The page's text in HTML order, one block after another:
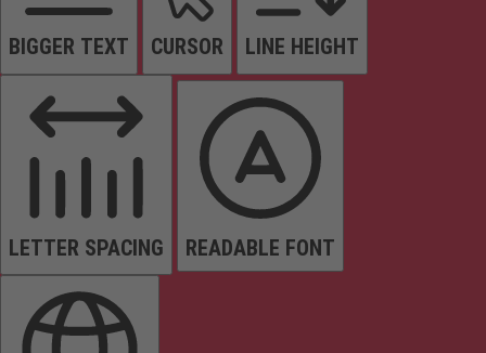
BIGGER TEXT CURSOR LINE HEIGHT
LETTER SPACING READABLE FONT